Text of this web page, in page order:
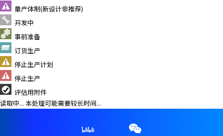
量产体制(新设计非推荐)
开发中
事前准备
订货生产
停止生产计划
停止生产
评估用附件
读取中... 本处理可能需要较长时间...